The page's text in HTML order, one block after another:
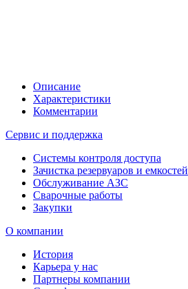
Описание
Характеристики
Комментарии
Сервис и поддержка
Системы контроля доступа
Зачистка резервуаров и емкостей
Обслуживание АЗС
Сварочные работы
Закупки
О компании
История
Карьера у нас
Партнеры компании